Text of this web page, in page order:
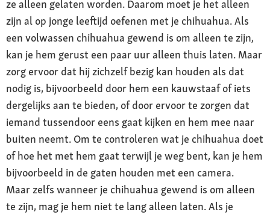
ze alleen gelaten worden. Daarom moet je het alleen
zijn al op jonge leeftijd oefenen met je chihuahua. Als
een volwassen chihuahua gewend is om alleen te zijn,
kan je hem gerust een paar uur alleen thuis laten. Maar
zorg ervoor dat hij zichzelf bezig kan houden als dat
nodig is, bijvoorbeeld door hem een kauwstaaf of iets
dergelijks aan te bieden, of door ervoor te zorgen dat
iemand tussendoor eens gaat kijken en hem mee naar
buiten neemt. Om te controleren wat je chihuahua doet
of hoe het met hem gaat terwijl je weg bent, kan je hem
bijvoorbeeld in de gaten houden met een camera.
Maar zelfs wanneer je chihuahua gewend is om alleen
te zijn, mag je hem niet te lang alleen laten. Als je